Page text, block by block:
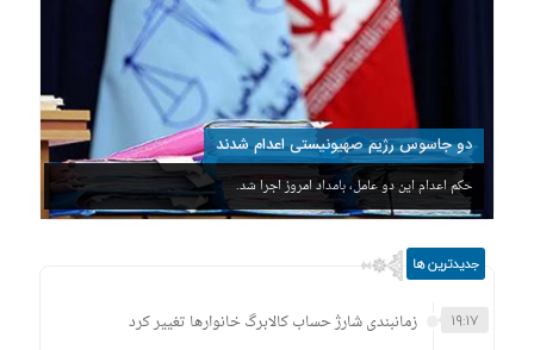
دو جاسوس رژیم صهیونیستی اعدام شدند
حکم اعدام این دو عامل، بامداد امروز اجرا شد.
جدیدترین ها
۱۹:۱۷ زمانبندی‌ شارژ حساب کالابرگ خانوارها تغییر کرد